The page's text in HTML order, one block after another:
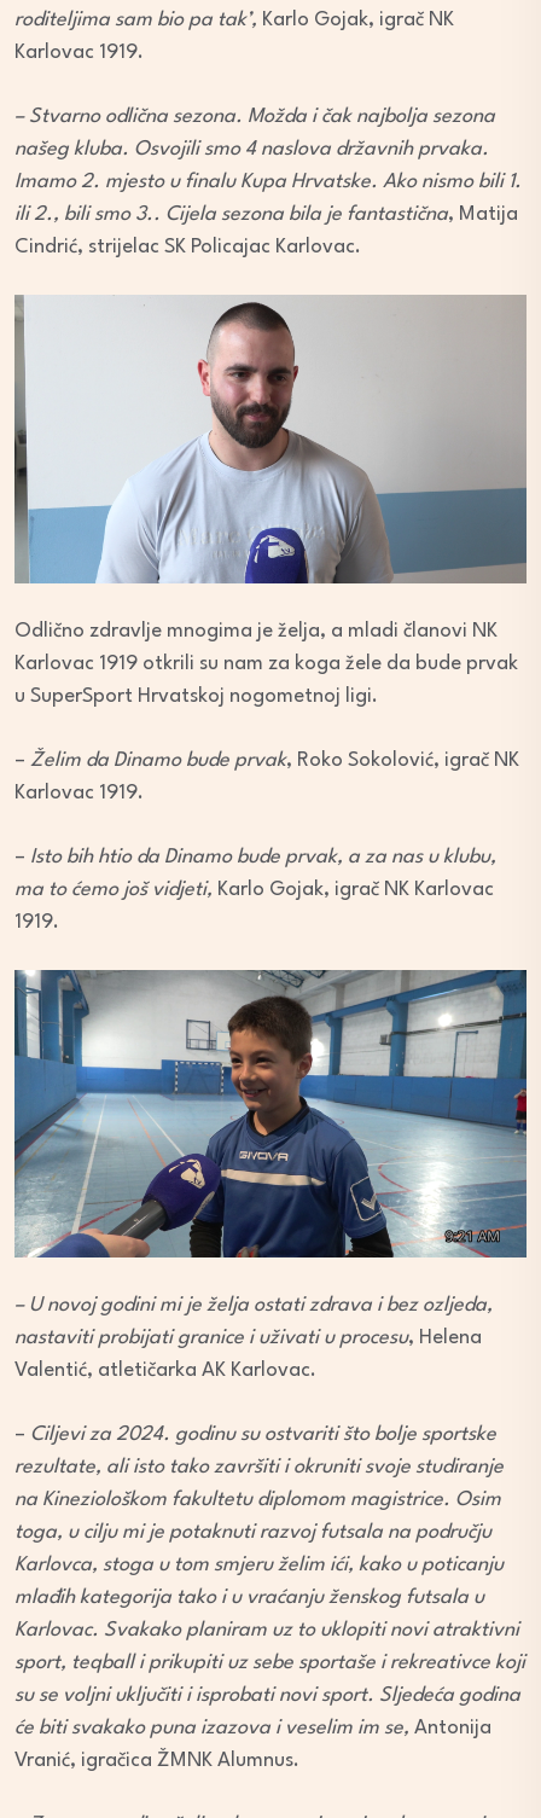
roditeljima sam bio pa tak’, Karlo Gojak, igrač NK
Karlovac 1919.
– Stvarno odlična sezona. Možda i čak najbolja sezona
našeg kluba. Osvojili smo 4 naslova državnih prvaka.
Imamo 2. mjesto u finalu Kupa Hrvatske. Ako nismo bili 1.
ili 2., bili smo 3.. Cijela sezona bila je fantastična, Matija
Cindrić, strijelac SK Policajac Karlovac.
Odlično zdravlje mnogima je želja, a mladi članovi NK
Karlovac 1919 otkrili su nam za koga žele da bude prvak
u SuperSport Hrvatskoj nogometnoj ligi.
– Želim da Dinamo bude prvak, Roko Sokolović, igrač NK
Karlovac 1919.
– Isto bih htio da Dinamo bude prvak, a za nas u klubu,
ma to ćemo još vidjeti, Karlo Gojak, igrač NK Karlovac
1919.
– U novoj godini mi je želja ostati zdrava i bez ozljeda,
nastaviti probijati granice i uživati u procesu, Helena
Valentić, atletičarka AK Karlovac.
– Ciljevi za 2024. godinu su ostvariti što bolje sportske
rezultate, ali isto tako završiti i okruniti svoje studiranje
na Kineziološkom fakultetu diplomom magistrice. Osim
toga, u cilju mi je potaknuti razvoj futsala na području
Karlovca, stoga u tom smjeru želim ići, kako u poticanju
mlađih kategorija tako i u vraćanju ženskog futsala u
Karlovac. Svakako planiram uz to uklopiti novi atraktivni
sport, teqball i prikupiti uz sebe sportaše i rekreativce koji
su se voljni uključiti i isprobati novi sport. Sljedeća godina
će biti svakako puna izazova i veselim im se, Antonija
Vranić, igračica ŽMNK Alumnus.